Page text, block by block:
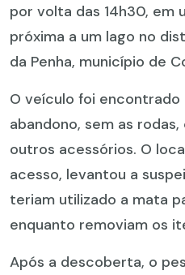
por volta das 14h30, em
próxima a um lago no
da Penha, município de
O veículo foi
abandono, sem as
outros acessórios. O
acesso, levantou a
teriam utilizado a mata
enquanto removiam os
Após a descoberta, o